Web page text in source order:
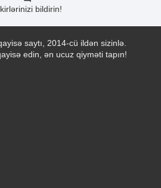
bildirin!
saytı, 2014-cü ildən sizinlə.
edin, ən ucuz qiyməti tapın!